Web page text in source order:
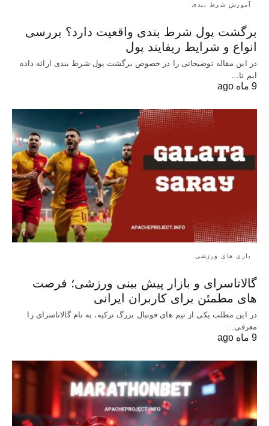
آموزش شرط بندی
برگشت پول شرط بندی واقعیت دارد؟ بررسی
انواع و شرایط ریفایند پول
در این مقاله توضیحاتی را در خصوص برگشت پول شرط بندی ارائه داده
ایم تا…
9 ماه ago
بازی های ورزشی
گالاتاسرای و بازار پیش‌ بینی ورزشی؛ فرصت‌
های مطمئن برای کاربران ایرانی
در این مطلب یکی از تیم های فوتبال بزرگ ترکیه، به نام گالاتاسرای را
معرفی…
9 ماه ago